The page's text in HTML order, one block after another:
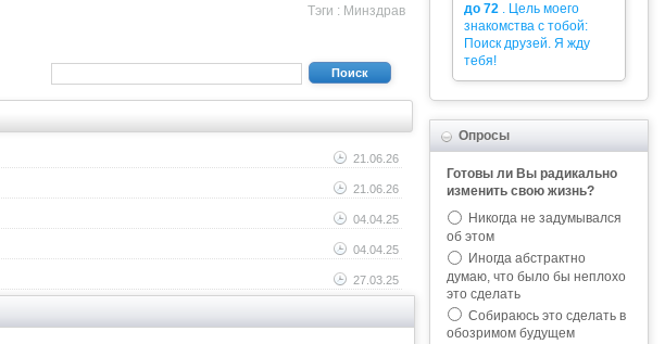
Тэги : Минздрав
Поиск
21.06.26
21.06.26
04.04.25
04.04.25
27.03.25
до 72 . Цель моего
знакомства с тобой:
Поиск друзей. Я жду
тебя!
Опросы
Готовы ли Вы радикально
изменить свою жизнь?
Никогда не задумывался
об этом
Иногда абстрактно
думаю, что было бы неплохо
это сделать
Собираюсь это сделать в
обозримом будущем